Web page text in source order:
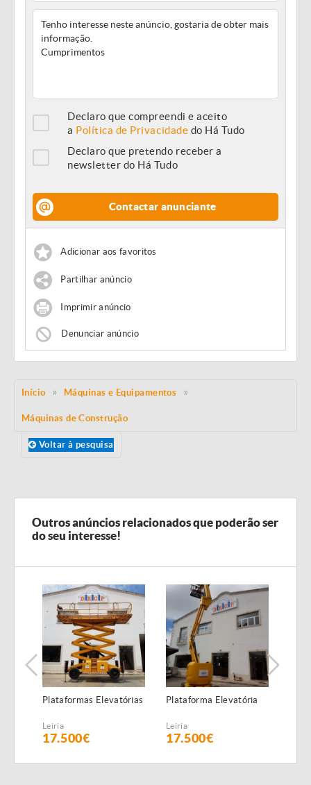
Declaro que compreendi e aceito
a Política de Privacidade do Há Tudo
Declaro que pretendo receber a
newsletter do Há Tudo
Contactar anunciante
Adicionar aos favoritos
Partilhar anúncio
Imprimir anúncio
Denunciar anúncio
Início Máquinas e Equipamentos
Máquinas de Construção
Voltar à pesquisa
Outros anúncios relacionados que poderão ser
do seu interesse!
Plataformas Elevatórias
Leiria
17.500€
Plataforma Elevatória
Leiria
17.500€